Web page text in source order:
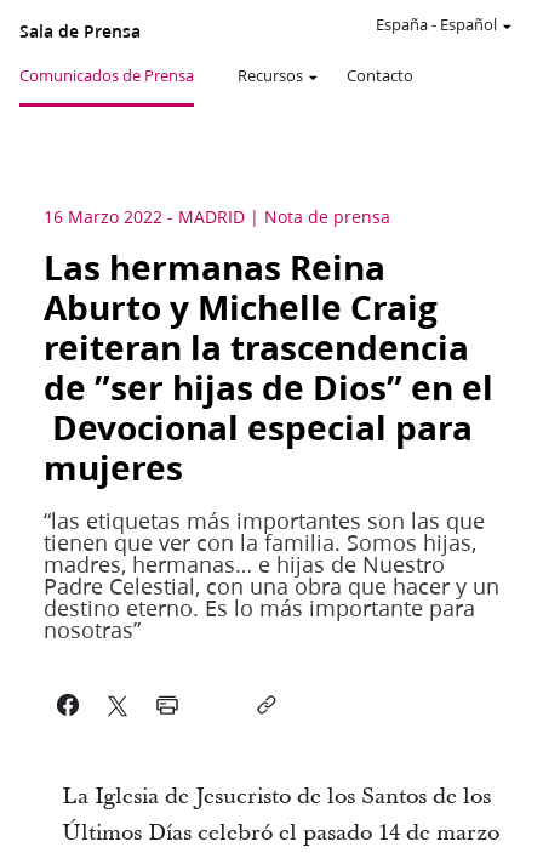
Sala de Prensa
Comunicados de Prensa Recursos Contacto
España- Español
16 Marzo 2022 - MADRID Nota de prensa
Las hermanas Reina
Aburto y Michelle Craig
reiteran la trascendencia
de ”ser hijas de Dios” en el
Devocional especial para
mujeres
“las etiquetas más importantes son las que
tienen que ver con la familia. Somos hijas,
madres, hermanas… e hijas de Nuestro
Padre Celestial, con una obra que hacer y un
destino eterno. Es lo más importante para
nosotras”
La Iglesia de Jesucristo de los Santos de los
Últimos Días celebró el pasado 14 de marzo